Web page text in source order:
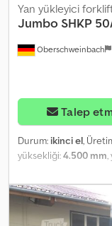
Oberschweinbach
Yan yükleyici
Jumbo SHKP
Talep
Durum: ikinci el,
yüksekliği:4.500 mm